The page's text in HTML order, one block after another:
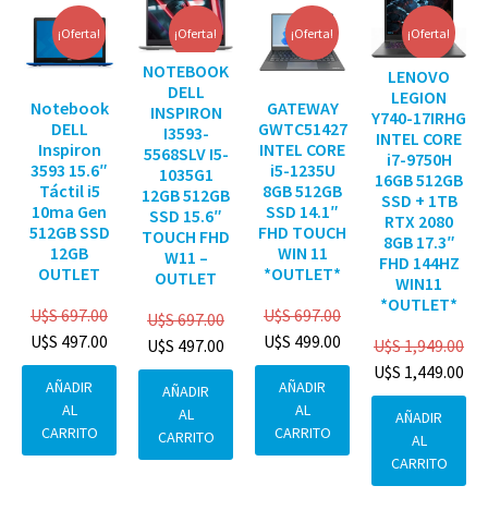
¡Oferta!
Notebook
DELL
Inspiron
3593 15.6″
Táctil i5
10ma Gen
512GB SSD
12GB
OUTLET
U$S697.00
U$S 497.00
AÑADIR
AL
CARRITO
¡Oferta!
NOTEBOOK
DELL
INSPIRON
I3593-
5568SLV I5-
1035G1
12GB 512GB
SSD 15.6″
TOUCH FHD
W11 –
OUTLET
U$S697.00
U$S 497.00
AÑADIR
AL
CARRITO
¡Oferta!
GATEWAY
GWTC51427
INTEL CORE
i5-1235U
8GB 512GB
SSD 14.1″
FHD TOUCH
WIN 11
*OUTLET*
U$S697.00
U$S 499.00
AÑADIR
AL
CARRITO
¡Oferta!
LENOVO
LEGION
Y740-17IRHG
INTEL CORE
i7-9750H
16GB 512GB
SSD + 1TB
RTX 2080
8GB 17.3″
FHD 144HZ
WIN11
*OUTLET*
U$S1,949.00
U$S 1,449.00
AÑADIR
AL
CARRITO